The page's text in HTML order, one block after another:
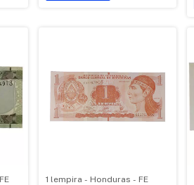
1 lempira - Honduras - FE